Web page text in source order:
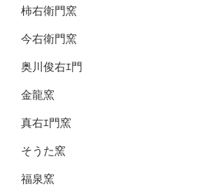
柿右衛門窯
今右衛門窯
奥川俊右ｴ門
金龍窯
真右ｴ門窯
そうた窯
福泉窯